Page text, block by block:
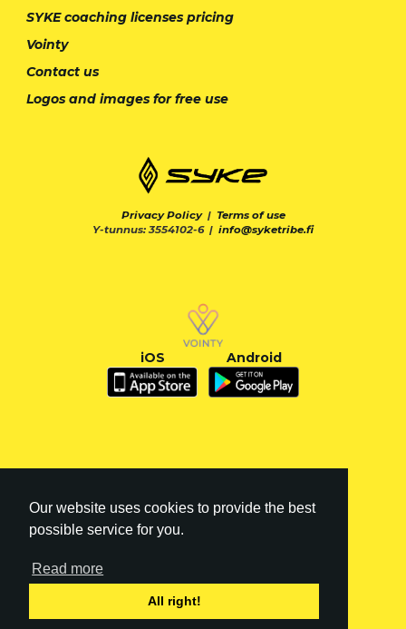
Our website uses cookies to provide the best
possible service for you.
Read more
All right!
SYKE coaching licenses pricing
Vointy
Contact us
Logos and images for free use
Privacy Policy| Terms of use
Y-tunnus: 3554102-6 | info@syketribe.fi
iOS Android